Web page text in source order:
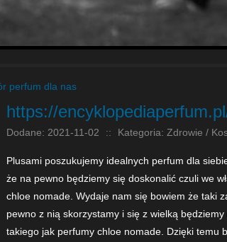
perfum dla nas
https://
Dodane: 2021-11-02 :: Kategoria: Zdrowie /
Plusami poszukujemy idealnych perfum dla
że na pewno będziemy się doskonalić czuli we
chloe nomade. Wydaje nam się bowiem że taki
pewno z nią skorzystamy i się z wielką
takiego jak perfumy chloe nomade. Dzięki temu